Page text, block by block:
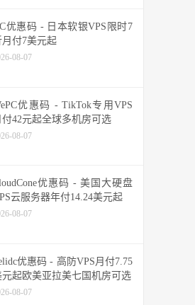
优惠码 - 日本软银VPS限时7
月付7美元起
08-07
优惠码 - TikTok专用VPS
付42元起全球多机房可选
08-07
优惠码 - 美国大硬盘
云服务器年付14.24美元起
08-07
优惠码 - 高防VPS月付7.75
元起欧美亚拉美七国机房可选
08-07